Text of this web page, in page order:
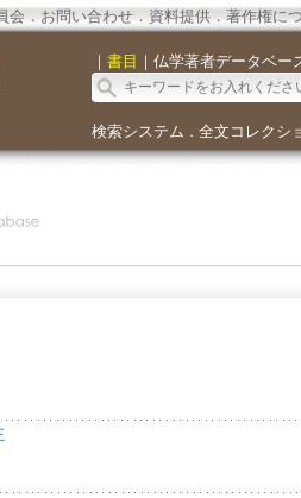
会． お問い合わせ． 資料提供．著作権に
｜ 書目 ｜ 仏学著者データベー
検索システム ． 全文コレクシ